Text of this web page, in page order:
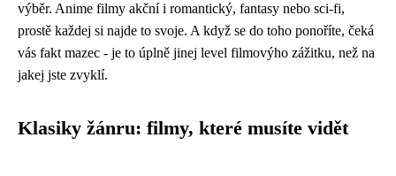
výběr. Anime filmy akční i romantický, fantasy nebo sci-fi,
prostě každej si najde to svoje. A když se do toho ponoříte, čeká
vás fakt mazec - je to úplně jinej level filmovýho zážitku, než na
jakej jste zvyklí.
Klasiky žánru: filmy, které musíte vidět